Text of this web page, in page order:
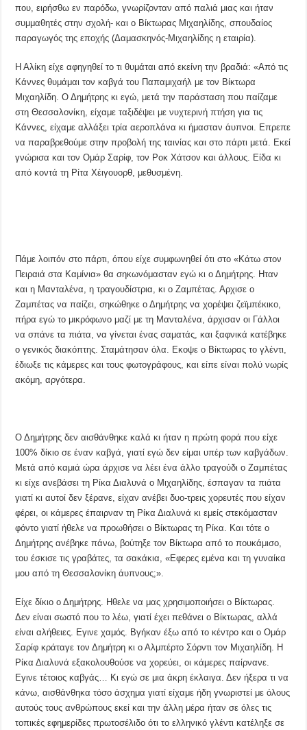
που, ειρήσθω εν παρόδω, γνωρίζονταν από παλιά μιας και ήταν
συμμαθητές στην σχολή- και ο Βίκτωρας Μιχαηλίδης, σπουδαίος
παραγωγός της εποχής (Δαμασκηνός-Μιχαηλίδης η εταιρία).
Η Αλίκη είχε αφηγηθεί το τι θυμάται από εκείνη την βραδιά: «Από τις
Κάννες θυμάμαι τον καβγά του Παπαμιχαήλ με τον Βίκτωρα
Μιχαηλίδη. Ο Δημήτρης κι εγώ, μετά την παράσταση που παίζαμε
στη Θεσσαλονίκη, είχαμε ταξιδέψει με νυχτερινή πτήση για τις
Κάννες, είχαμε αλλάξει τρία αεροπλάνα κι ήμασταν άυπνοι. Επρεπε
να παραβρεθούμε στην προβολή της ταινίας και στο πάρτι μετά. Εκεί
γνώρισα και τον Ομάρ Σαρίφ, τον Ροκ Χάτσον και άλλους. Είδα κι
από κοντά τη Ρίτα Χέιγουορθ, μεθυσμένη.
Πάμε λοιπόν στο πάρτι, όπου είχε συμφωνηθεί ότι στο «Κάτω στον
Πειραιά στα Καμίνια» θα σηκωνόμασταν εγώ κι ο Δημήτρης. Ηταν
και η Μανταλένα, η τραγουδίστρια, κι ο Ζαμπέτας. Αρχισε ο
Ζαμπέτας να παίζει, σηκώθηκε ο Δημήτρης να χορέψει ζεϊμπέκικο,
πήρα εγώ το μικρόφωνο μαζί με τη Μανταλένα, άρχισαν οι Γάλλοι
να σπάνε τα πιάτα, να γίνεται ένας σαματάς, και ξαφνικά κατέβηκε
ο γενικός διακόπτης. Σταμάτησαν όλα. Εκοψε ο Βίκτωρας το γλέντι,
έδιωξε τις κάμερες και τους φωτογράφους, και είπε είναι πολύ νωρίς
ακόμη, αργότερα.
Ο Δημήτρης δεν αισθάνθηκε καλά κι ήταν η πρώτη φορά που είχε
100% δίκιο σε έναν καβγά, γιατί εγώ δεν είμαι υπέρ των καβγάδων.
Μετά από καμιά ώρα άρχισε να λέει ένα άλλο τραγούδι ο Ζαμπέτας
κι είχε ανεβάσει τη Ρίκα Διαλυνά ο Μιχαηλίδης, έσπαγαν τα πιάτα
γιατί κι αυτοί δεν ξέρανε, είχαν ανέβει δυο-τρεις χορευτές που είχαν
φέρει, οι κάμερες έπαιρναν τη Ρίκα Διαλυνά κι εμείς στεκόμασταν
φόντο γιατί ήθελε να προωθήσει ο Βίκτωρας τη Ρίκα. Και τότε ο
Δημήτρης ανέβηκε πάνω, βούτηξε τον Βίκτωρα από το πουκάμισο,
του έσκισε τις γραβάτες, τα σακάκια, «Εφερες εμένα και τη γυναίκα
μου από τη Θεσσαλονίκη άυπνους;».
Είχε δίκιο ο Δημήτρης. Ηθελε να μας χρησιμοποιήσει ο Βίκτωρας.
Δεν είναι σωστό που το λέω, γιατί έχει πεθάνει ο Βίκτωρας, αλλά
είναι αλήθειες. Εγινε χαμός. Βγήκαν έξω από το κέντρο και ο Ομάρ
Σαρίφ κράταγε τον Δημήτρη κι ο Αλμπέρτο Σόρντι τον Μιχαηλίδη. Η
Ρίκα Διαλυνά εξακολουθούσε να χορεύει, οι κάμερες παίρνανε.
Εγινε τέτοιος καβγάς… Κι εγώ σε μια άκρη έκλαιγα. Δεν ήξερα τι να
κάνω, αισθάνθηκα τόσο άσχημα γιατί είχαμε ήδη γνωριστεί με όλους
αυτούς τους ανθρώπους εκεί και την άλλη μέρα ήταν σε όλες τις
τοπικές εφημερίδες πρωτοσέλιδο ότι το ελληνικό γλέντι κατέληξε σε